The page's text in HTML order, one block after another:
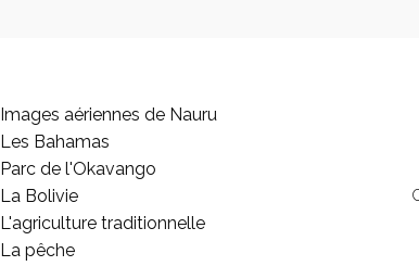
Images aériennes de Nauru
Les Bahamas
Parc de l'Okavango
La Bolivie
L'agriculture traditionnelle
La pêche